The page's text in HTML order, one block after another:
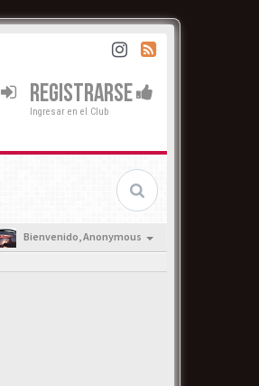
REGISTRARSE
Ingresar en el Club
Bienvenido,Anonymous